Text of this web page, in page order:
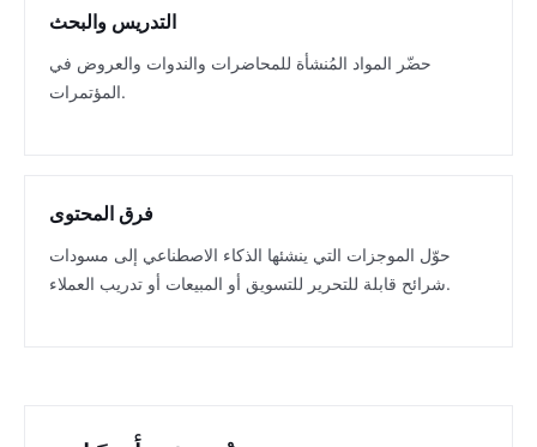
التدريس والبحث
حضّر المواد المُنشأة للمحاضرات والندوات والعروض في
المؤتمرات.
فرق المحتوى
حوّل الموجزات التي ينشئها الذكاء الاصطناعي إلى مسودات
شرائح قابلة للتحرير للتسويق أو المبيعات أو تدريب العملاء.